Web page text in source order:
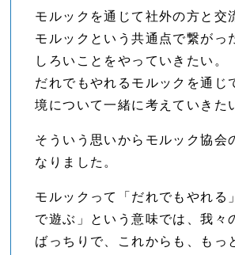
モルックを通じて社外の方と交
モルックという共通点で繋がっ
しろいことをやっていきたい。
だれでもやれるモルックを通じ
境について一緒に考えていきた
そういう思いからモルック協会
なりました。
モルックって「だれでもやれる
で遊ぶ」という意味では、我々
ばっちりで、これからも、もっ